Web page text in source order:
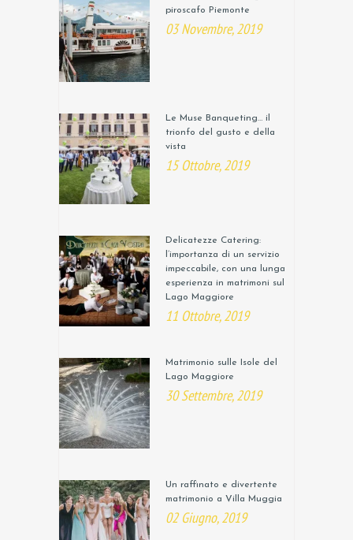
piroscafo Piemonte
03 Novembre, 2019
Le Muse Banqueting… il
trionfo del gusto e della
vista
15 Ottobre, 2019
Delicatezze Catering:
l’importanza di un servizio
impeccabile, con una lunga
esperienza in matrimoni sul
Lago Maggiore
11 Ottobre, 2019
Matrimonio sulle Isole del
Lago Maggiore
30 Settembre, 2019
Un raffinato e divertente
matrimonio a Villa Muggia
02 Giugno, 2019